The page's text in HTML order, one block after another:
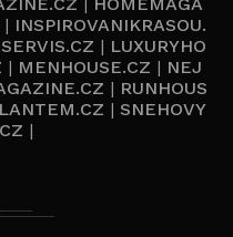
| INSPIROVANIKRASOU.
| LUXURYHO
| MENHOUSE.CZ | NEJ
| RUNHOUS
| SNEHOVY
|